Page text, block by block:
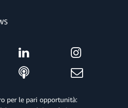
per le pari opportunità: